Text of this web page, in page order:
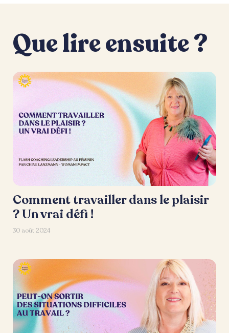
Que lire ensuite ?
Comment travailler dans le plaisir
? Un vrai défi !
30 août 2024